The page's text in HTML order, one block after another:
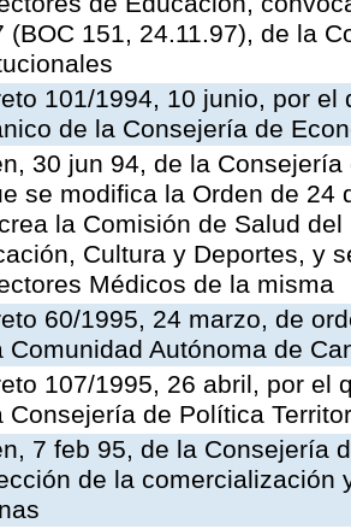
(BOC 151, 24.11.97), de la
101/1994, 10 junio, por
de la Consejería de
30 jun 94, de la
se modifica la Orden de 24
la Comisión de Salud
Cultura y Deportes, y
Médicos de la misma
60/1995, 24 marzo, de
Comunidad Autónoma de
107/1995, 26 abril, por el
Consejería de Política
7 feb 95, de la Consejería
de la comercialización